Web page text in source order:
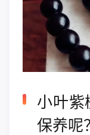
小叶紫
保养呢？